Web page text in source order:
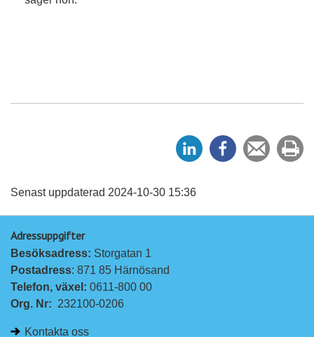
Tipsa
en
Senast uppdaterad 2024-10-30 15:36
Adressuppgifter
Besöksadress: Storgatan 1
Postadress: 871 85 Härnösand
Telefon, växel: 0611-800 00
Org. Nr: 232100-0206
Kontakta oss